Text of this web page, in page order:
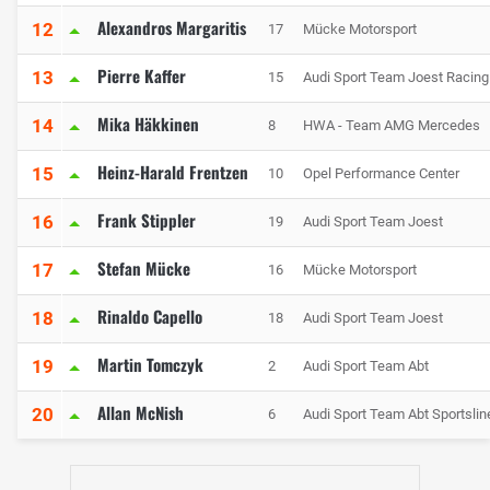
12 Alexandros Margaritis 17 Mücke Motorsport
13 Pierre Kaffer 15 Audi Sport Team Joest Racing
14 Mika Häkkinen 8 HWA - Team AMG Mercedes
15 Heinz-Harald Frentzen 10 Opel Performance Center
16 Frank Stippler 19 Audi Sport Team Joest
17 Stefan Mücke 16 Mücke Motorsport
18 Rinaldo Capello 18 Audi Sport Team Joest
19 Martin Tomczyk 2 Audi Sport Team Abt
20 Allan McNish 6 Audi Sport Team Abt